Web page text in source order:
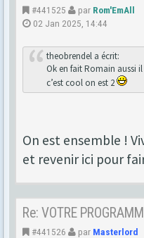
#441525 par Rom'EmAll
02 Jan 2025, 14:44
theobrendel a écrit:
Ok en fait Romain aussi
c’est cool on est 2
On est ensemble !
et revenir ici pour
Re: VOTRE
#441526 par Masterlord